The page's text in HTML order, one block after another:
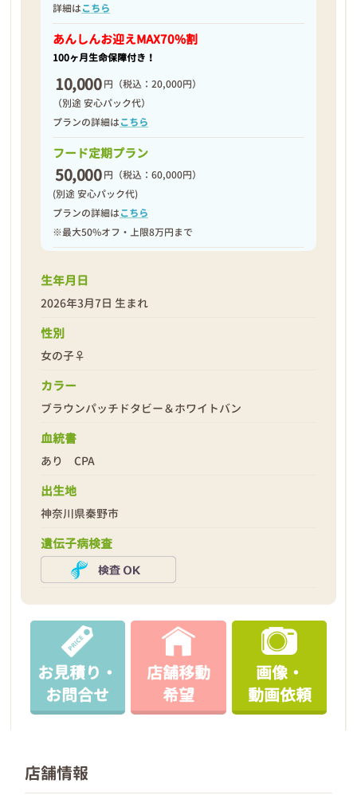
詳細はこちら
あんしんお迎えMAX70%割
100ヶ月生命保障付き！
10,000 円 （税込：20,000円）
（別途 安心パック代）
プランの詳細はこちら
フード定期プラン
50,000 円 （税込：60,000円）
(別途 安心パック代)
プランの詳細はこちら
※最大50%オフ・上限8万円まで
生年月日
2026年3月7日 生まれ
性別
女の子♀
カラー
ブラウンパッチドタビー＆ホワイトバン
血統書
あり CPA
出生地
神奈川県秦野市
遺伝子病検査
お見積り・
お問合せ
店舗移動
希望
画像・
動画依頼
店舗情報